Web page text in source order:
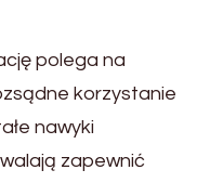
polega na
korzystanie
nawyki
zapewnić